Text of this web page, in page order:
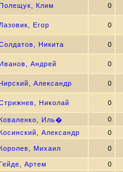
Клим 0
Лазовик, Егор 0
Никита 0
Иванов, Андрей 0
Александр 0
Николай 0
Коваленко, Иль�
0
Косинский, Александр 0
Королев, Михаил 0
Гейде, Артем
0